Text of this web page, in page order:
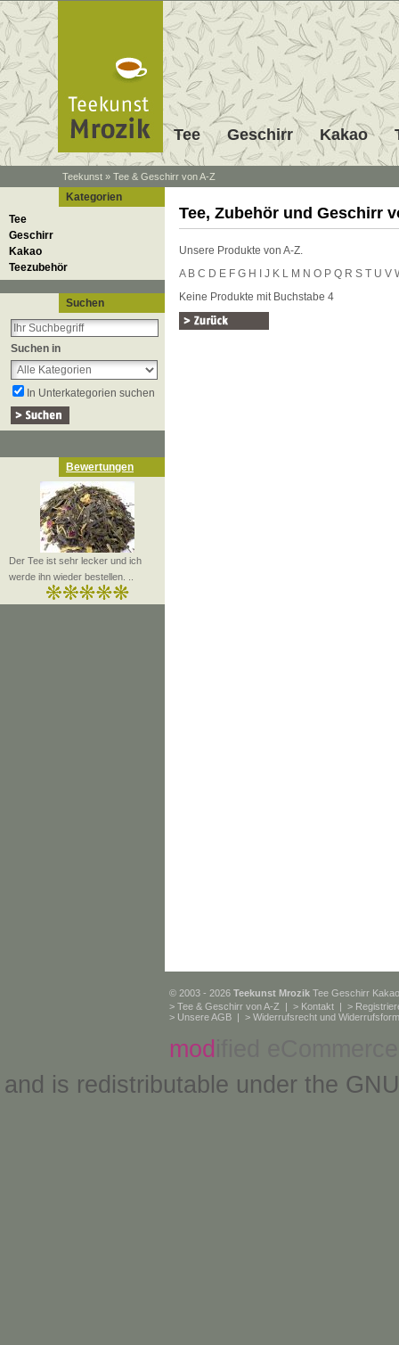
Tee Geschirr Kakao
Teekunst » Tee & Geschirr von A-Z
Kategorien
Tee
Geschirr
Kakao
Teezubehör
Suchen
Suchen in
In Unterkategorien suchen
Bewertungen
Der Tee ist sehr lecker und ich
werde ihn wieder bestellen. ..
Tee, Zubehör und Geschirr
Unsere Produkte von A-Z.
A B C D E F G H J K L M N O P Q R S T U V
Keine Produkte mit Buchstabe 4
© 2003 - 2026 Teekunst Mrozik Tee Geschirr
> Tee & Geschirr von A-Z | > Kontakt | >
> Unsere AGB | > Widerrufsrecht und
mod
and is redistributable under the